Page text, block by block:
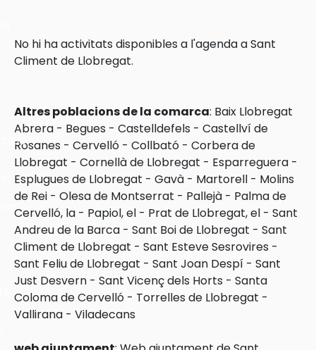
No hi ha activitats disponibles a l'agenda a Sant
Climent de Llobregat.
Altres poblacions de la comarca: Baix Llobregat
Abrera - Begues - Castelldefels - Castellví de
Rosanes - Cervelló - Collbató - Corbera de
Llobregat - Cornellà de Llobregat - Esparreguera -
Esplugues de Llobregat - Gavà - Martorell - Molins
de Rei - Olesa de Montserrat - Pallejà - Palma de
Cervelló, la - Papiol, el - Prat de Llobregat, el - Sant
Andreu de la Barca - Sant Boi de Llobregat - Sant
Climent de Llobregat - Sant Esteve Sesrovires -
Sant Feliu de Llobregat - Sant Joan Despí - Sant
Just Desvern - Sant Vicenç dels Horts - Santa
Coloma de Cervelló - Torrelles de Llobregat -
Vallirana - Viladecans